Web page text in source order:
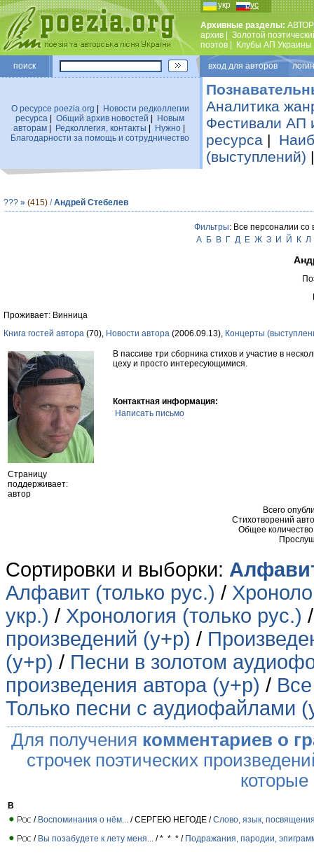
укр рус
Архивные разделы:
архив
Золотой
поэтов
Клубы АП Украины
поиск вход для авторов
О ресурсе poezia.org
Новости редколлегии
ресурса
Общий архив новостей
Новым
авторам| Редколлегия, контакты Нужно|
Благодарности за помощь и сотрудничество
Аналитика
Фестивали АП
ресурса |
(выступлений)
??? » (415) /Андрей Стебелев
Фильтры: Все персоналии со
А
Б В Г Д Е Ж З И Й К Л
Проживает: Винница
Книга гостей автора (70), Новости автора (2006.09.13), Концерты
Страницу
поддерживает:
автор
В пассиве три сборника стихов и участие в
цеху и просто интересующимися.
Контактная информация:
Написать письмо
Всего
Стихотворений
Общее
Сортировки и выборки:
Алфавит (только рус.) /
укр.) / Хронология (только рус.)
произведений (у+р) /
(у+р) / Песни в золотом
произведения автора (у+р) /
Только песни с аудиофайлами
Для получения комментариев о
строчек поэтических
В
/ Воспоминания о нём... / СЕРГЕЮ НЕГОДЕ /Слово, язык,
/ Вы позабудете к лету меня... / * * * / Подражания, пародии,